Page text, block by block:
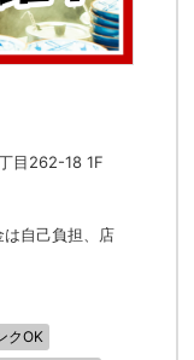
目262-18 1F
自己負担、店
クOK